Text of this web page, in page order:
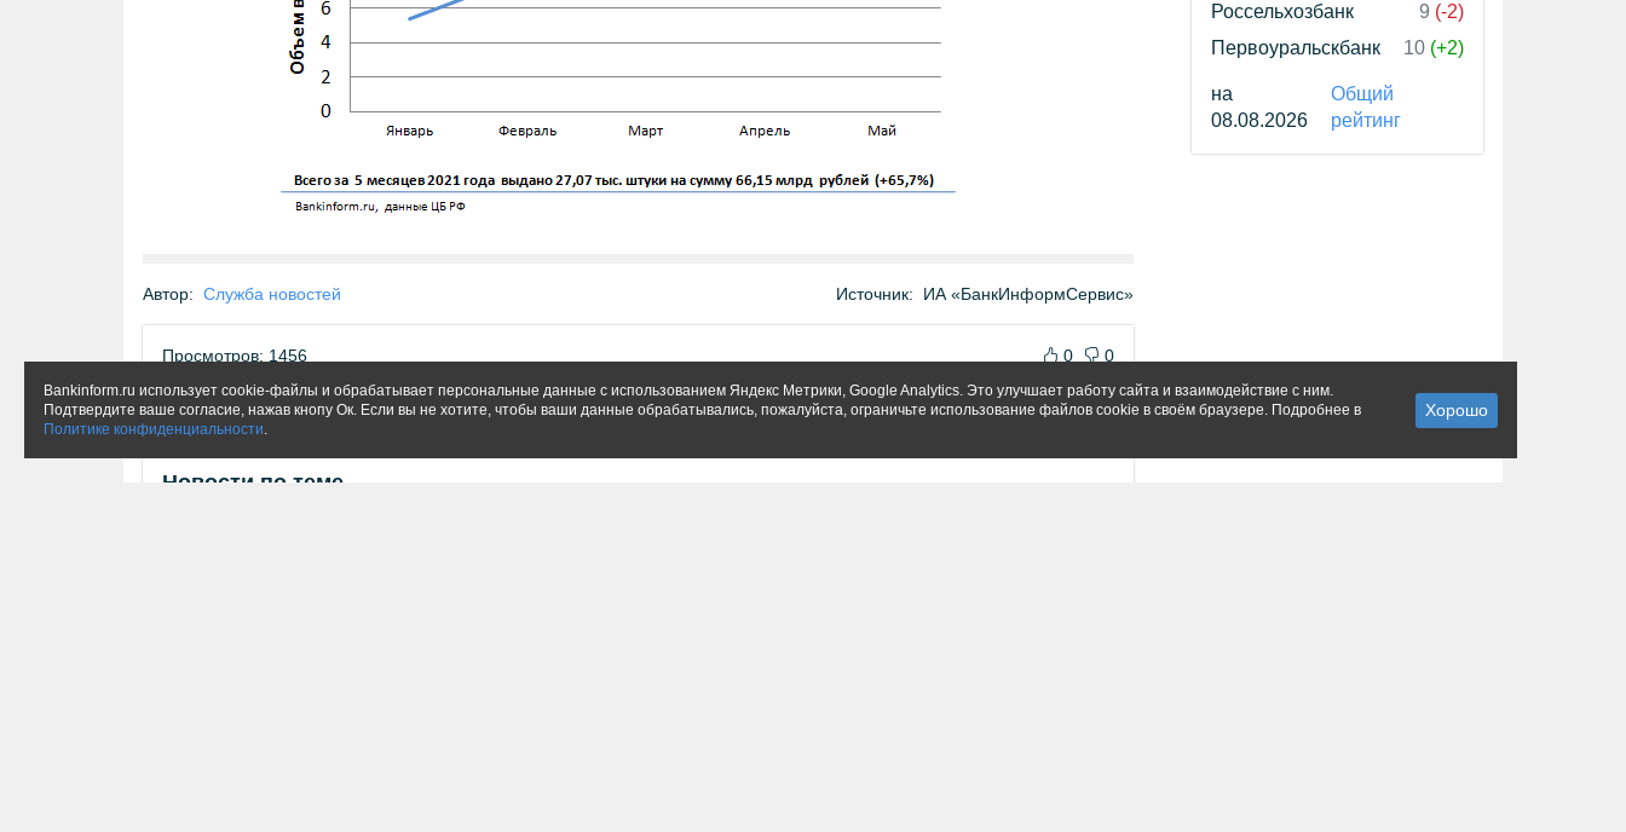
Автор: Служба новостей Источник: ИА «БанкИнформСервис»
Просмотров: 1456 0 0
Метки:ИпотекаБанкИнформСервис
Новости по теме
Россельхозбанк
9 (-2)
Первоуральскбанк
10 (+2)
на
08.08.2026
Общий
рейтинг
Bankinform.ru использует cookie-файлы и обрабатывает персональные данные с использованием Яндекс Метрики, Google Analytics. Это улучшает работу сайта и взаимодействие с ним.
Подтвердите ваше согласие, нажав кнопу Ок. Если вы не хотите, чтобы ваши данные обрабатывались, пожалуйста, ограничьте использование файлов cookie в своём браузере. Подробнее в
Политике конфиденциальности.